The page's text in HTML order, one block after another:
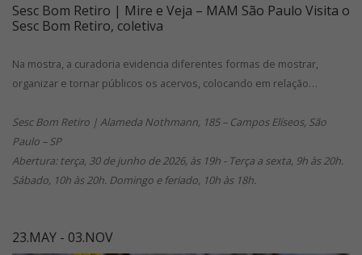
Sesc Bom Retiro | Mire e Veja – MAM São Paulo Visita o
Sesc Bom Retiro, coletiva
Na mostra, a curadoria evidencia diferentes formas de mostrar,
organizar e tornar públicos os acervos, colocando em relação…
Sesc Bom Retiro | Alameda Nothmann, 185 – Campos Elíseos, São
Paulo – SP
Abertura: terça, 30 de junho de 2026, às 19h - Terça a sexta, 9h às 20h.
Sábado, 10h às 20h. Domingo e feriado, 10h às 18h.
23.MAY - 03.NOV